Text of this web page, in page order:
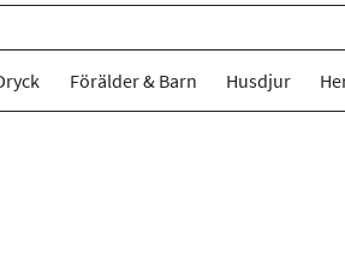
Förälder & Barn Husdjur